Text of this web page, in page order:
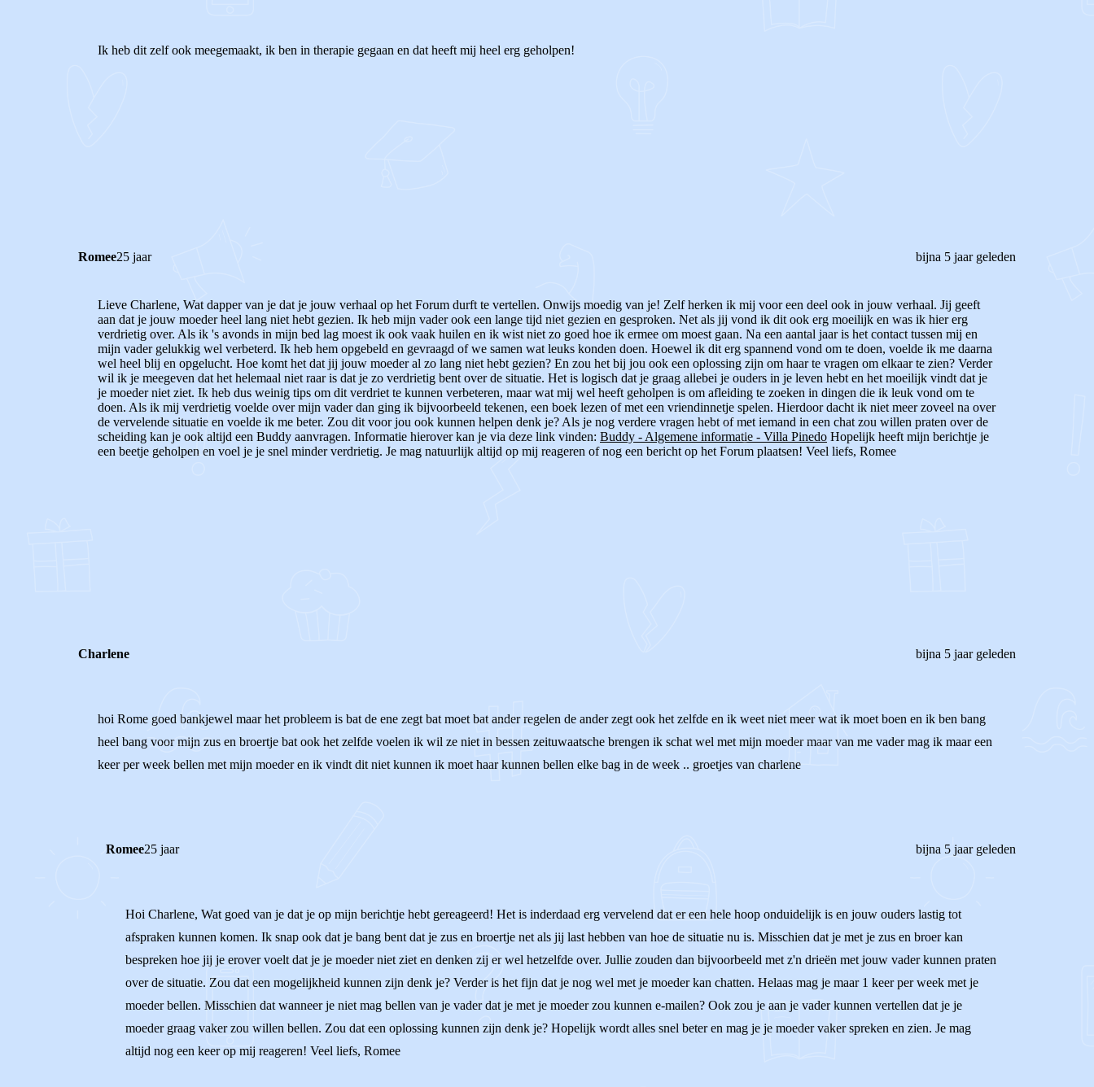
Ik heb dit zelf ook meegemaakt, ik ben in therapie gegaan en dat heeft mij heel erg geholpen!
Romee25 jaar bijna 5 jaar geleden
Lieve Charlene, Wat dapper van je dat je jouw verhaal op het Forum durft te vertellen. Onwijs moedig van je! Zelf herken ik mij voor een deel ook in jouw verhaal. Jij geeft
aan dat je jouw moeder heel lang niet hebt gezien. Ik heb mijn vader ook een lange tijd niet gezien en gesproken. Net als jij vond ik dit ook erg moeilijk en was ik hier erg
verdrietig over. Als ik 's avonds in mijn bed lag moest ik ook vaak huilen en ik wist niet zo goed hoe ik ermee om moest gaan. Na een aantal jaar is het contact tussen mij en
mijn vader gelukkig wel verbeterd. Ik heb hem opgebeld en gevraagd of we samen wat leuks konden doen. Hoewel ik dit erg spannend vond om te doen, voelde ik me daarna
wel heel blij en opgelucht. Hoe komt het dat jij jouw moeder al zo lang niet hebt gezien? En zou het bij jou ook een oplossing zijn om haar te vragen om elkaar te zien? Verder
wil ik je meegeven dat het helemaal niet raar is dat je zo verdrietig bent over de situatie. Het is logisch dat je graag allebei je ouders in je leven hebt en het moeilijk vindt dat je
je moeder niet ziet. Ik heb dus weinig tips om dit verdriet te kunnen verbeteren, maar wat mij wel heeft geholpen is om afleiding te zoeken in dingen die ik leuk vond om te
doen. Als ik mij verdrietig voelde over mijn vader dan ging ik bijvoorbeeld tekenen, een boek lezen of met een vriendinnetje spelen. Hierdoor dacht ik niet meer zoveel na over
de vervelende situatie en voelde ik me beter. Zou dit voor jou ook kunnen helpen denk je? Als je nog verdere vragen hebt of met iemand in een chat zou willen praten over de
scheiding kan je ook altijd een Buddy aanvragen. Informatie hierover kan je via deze link vinden: Buddy - Algemene informatie - Villa Pinedo Hopelijk heeft mijn berichtje je
een beetje geholpen en voel je je snel minder verdrietig. Je mag natuurlijk altijd op mij reageren of nog een bericht op het Forum plaatsen! Veel liefs, Romee
Charlene bijna 5 jaar geleden
hoi Rome goed bankjewel maar het probleem is bat de ene zegt bat moet bat ander regelen de ander zegt ook het zelfde en ik weet niet meer wat ik moet boen en ik ben bang
heel bang voor mijn zus en broertje bat ook het zelfde voelen ik wil ze niet in bessen zeituwaatsche brengen ik schat wel met mijn moeder maar van me vader mag ik maar een
keer per week bellen met mijn moeder en ik vindt dit niet kunnen ik moet haar kunnen bellen elke bag in de week .. groetjes van charlene
Romee25 jaar bijna 5 jaar geleden
Hoi Charlene, Wat goed van je dat je op mijn berichtje hebt gereageerd! Het is inderdaad erg vervelend dat er een hele hoop onduidelijk is en jouw ouders lastig tot
afspraken kunnen komen. Ik snap ook dat je bang bent dat je zus en broertje net als jij last hebben van hoe de situatie nu is. Misschien dat je met je zus en broer kan
bespreken hoe jij je erover voelt dat je je moeder niet ziet en denken zij er wel hetzelfde over. Jullie zouden dan bijvoorbeeld met z'n drieën met jouw vader kunnen praten
over de situatie. Zou dat een mogelijkheid kunnen zijn denk je? Verder is het fijn dat je nog wel met je moeder kan chatten. Helaas mag je maar 1 keer per week met je
moeder bellen. Misschien dat wanneer je niet mag bellen van je vader dat je met je moeder zou kunnen e-mailen? Ook zou je aan je vader kunnen vertellen dat je je
moeder graag vaker zou willen bellen. Zou dat een oplossing kunnen zijn denk je? Hopelijk wordt alles snel beter en mag je je moeder vaker spreken en zien. Je mag
altijd nog een keer op mij reageren! Veel liefs, Romee